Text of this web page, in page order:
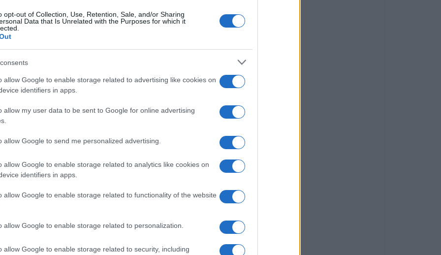
opt-out of Collection, Use, Retention, Sale, and/or Sharing
Data that Is Unrelated with the Purposes for which it
allow Google to enable storage related to advertising like cookies on
identifiers in apps.
allow my user data to be sent to Google for online advertising
allow Google to send me personalized advertising.
allow Google to enable storage related to analytics like cookies on
identifiers in apps.
allow Google to enable storage related to functionality of the website
allow Google to enable storage related to personalization.
allow Google to enable storage related to security, including
βελτίωσε αισθητά τη θέση της, αλλά ότι το
«βαθμολογία εικόνας» σε μια αναλυτική
δήμοι εμφανίζονταν απλώς χαμηλά σε
ότι το πρόβλημα είναι πολυπαραγοντικό
άλλα λόγια, η συνολική υστέρηση παραμένει,
αποτέλεσμα δομικών αδυναμιών σε υποδομές,
σύστημα καθιστά πιο ορατό και μετρήσιμο σε
της Ενημέρωσης. Έχει σπουδάσει και
ηλεκτρονικός. Δημοσιογραφεί από τις
1980. Έχει συνεργαστεί με σχεδόν όλες τις
Διετέλεσε πρόεδρος του Συνδέσμου Ημερησίων
στο δ.σ. επί οκτώ χρόνια. Πιστεύει πως η
και στην επικοινωνία η έντιμη και